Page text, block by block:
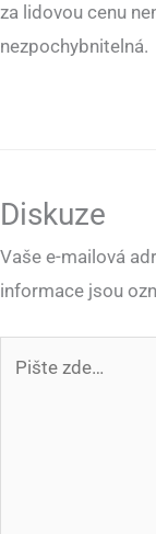
za lidovou cenu
nezpochybnitelná.
Diskuze
Vaše e-mailová
informace jsou